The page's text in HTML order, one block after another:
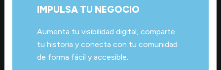
IMPULSA TU NEGOCIO
Aumenta tu visibilidad digital, comparte
tu historia y conecta con tu comunidad
de forma fácil y accesible.